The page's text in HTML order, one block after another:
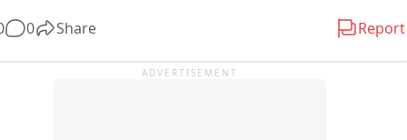
का कहना है कि यदि बैठक में उनकी सभी प्रमुख मांगें स्वीकार कर ली जाती
0 Share Report
ADVERTISEMENT